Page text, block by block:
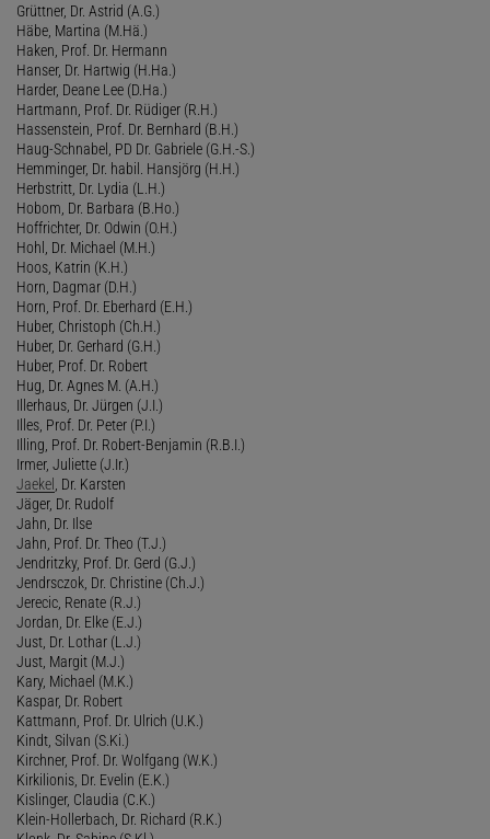
Grüttner, Dr. Astrid (A.G.)
Häbe, Martina (M.Hä.)
Haken, Prof. Dr. Hermann
Hanser, Dr. Hartwig (H.Ha.)
Harder, Deane Lee (D.Ha.)
Hartmann, Prof. Dr. Rüdiger (R.H.)
Hassenstein, Prof. Dr. Bernhard (B.H.)
Haug-Schnabel, PD Dr. Gabriele (G.H.-S.)
Hemminger, Dr. habil. Hansjörg (H.H.)
Herbstritt, Dr. Lydia (L.H.)
Hobom, Dr. Barbara (B.Ho.)
Hoffrichter, Dr. Odwin (O.H.)
Hohl, Dr. Michael (M.H.)
Hoos, Katrin (K.H.)
Horn, Dagmar (D.H.)
Horn, Prof. Dr. Eberhard (E.H.)
Huber, Christoph (Ch.H.)
Huber, Dr. Gerhard (G.H.)
Huber, Prof. Dr. Robert
Hug, Dr. Agnes M. (A.H.)
Illerhaus, Dr. Jürgen (J.I.)
Illes, Prof. Dr. Peter (P.I.)
Illing, Prof. Dr. Robert-Benjamin (R.B.I.)
Irmer, Juliette (J.Ir.)
Jaekel , Dr. Karsten
Jäger, Dr. Rudolf
Jahn, Dr. Ilse
Jahn, Prof. Dr. Theo (T.J.)
Jendritzky, Prof. Dr. Gerd (G.J.)
Jendrsczok, Dr. Christine (Ch.J.)
Jerecic, Renate (R.J.)
Jordan, Dr. Elke (E.J.)
Just, Dr. Lothar (L.J.)
Just, Margit (M.J.)
Kary, Michael (M.K.)
Kaspar, Dr. Robert
Kattmann, Prof. Dr. Ulrich (U.K.)
Kindt, Silvan (S.Ki.)
Kirchner, Prof. Dr. Wolfgang (W.K.)
Kirkilionis, Dr. Evelin (E.K.)
Kislinger, Claudia (C.K.)
Klein-Hollerbach, Dr. Richard (R.K.)